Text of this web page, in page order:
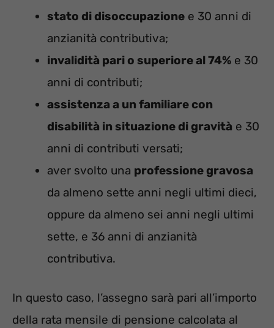
stato di disoccupazione e 30 anni di
anzianità contributiva;
invalidità pari o superiore al 74% e 30
anni di contributi;
assistenza a un familiare con
disabilità in situazione di gravità e 30
anni di contributi versati;
aver svolto una professione gravosa
da almeno sette anni negli ultimi dieci,
oppure da almeno sei anni negli ultimi
sette, e 36 anni di anzianità
contributiva.
In questo caso, l’assegno sarà pari all’importo
della rata mensile di pensione calcolata al